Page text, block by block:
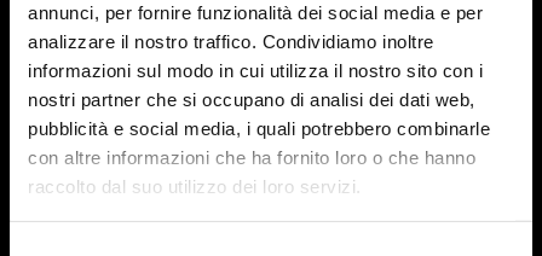
annunci, per fornire funzionalità dei social media e per
analizzare il nostro traffico. Condividiamo inoltre
informazioni sul modo in cui utilizza il nostro sito con i
nostri partner che si occupano di analisi dei dati web,
pubblicità e social media, i quali potrebbero combinarle
con altre informazioni che ha fornito loro o che hanno
raccolto dal suo utilizzo dei loro servizi.